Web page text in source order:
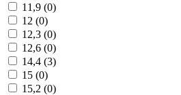
11,9 (0)
12 (0)
12,3 (0)
12,6 (0)
14,4 (3)
15 (0)
15,2 (0)